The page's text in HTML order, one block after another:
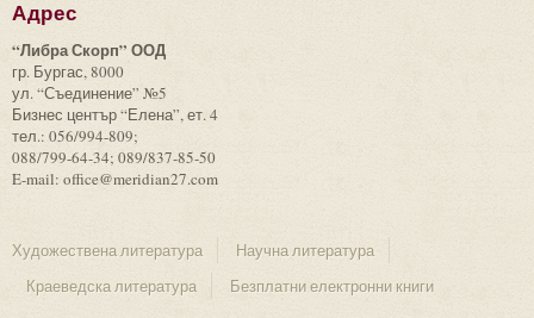
Адрес
“Либра Скорп” ООД
гр. Бургас, 8000
ул. “Съединение” №5
Бизнес център “Елена”, ет. 4
тел.: 056/994-809;
088/799-64-34; 089/837-85-50
E-mail: office@meridian27.com
Художествена литература
Научна литература
Краеведска литература
Безплатни електронни книги